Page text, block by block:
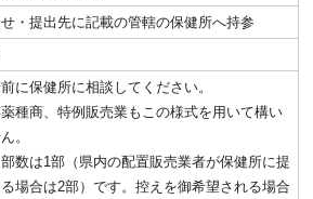
・提出先に記載の管轄の保健所へ持参
に保健所に相談してください。
種商、特例販売業もこの様式を用いて構い
。
数は1部（県内の配置販売業者が保健所に提
場合は2部）です。控えを御希望される場合